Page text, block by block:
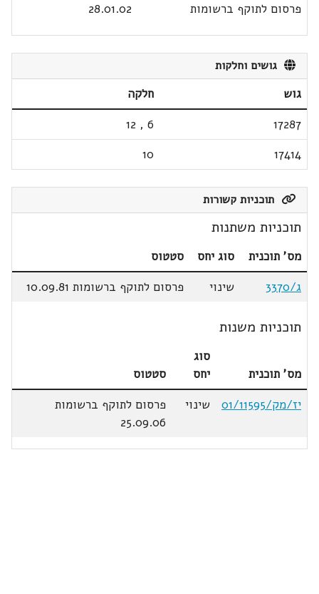
פרסום לתוקף ברשומות
28.01.02
גושים וחלקות
גוש
חלקה
17287
6
,
12
17414
10
תוכניות קשורות
תוכניות משתנות
מס' תוכנית סוג יחס
סטטוס
ג/3370
שינוי פרסום לתוקף ברשומות 10.09.81
תוכניות משנות
מס' תוכנית
סוג
יחס
סטטוס
יז/מק/01/11595
שינוי
פרסום לתוקף ברשומות
25.09.06